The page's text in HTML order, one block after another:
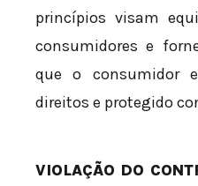
princípios visam
consumidores e
que o consumidor
direitos e protegido
VIOLAÇÃO DO